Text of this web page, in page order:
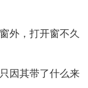
外，打开窗不久
因其带了什么来